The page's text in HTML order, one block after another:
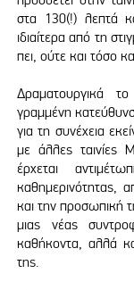
στα 130(!) λεπτά
ιδιαίτερα από τη
πει, ούτε και τόσο
Δραματουργικά
γραμμένη
για τη συνέχεια
με άλλες ταινίες
έρχεται
καθημερινότητας,
και την προσωπική
μιας νέας
καθήκοντα, αλλά
της.